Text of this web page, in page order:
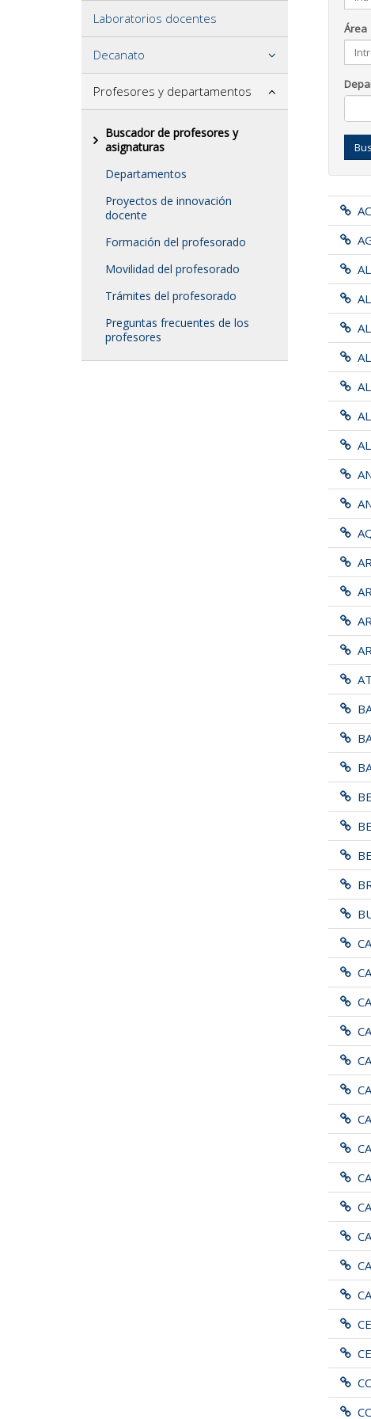
Laboratorios docentes
Decanato
Profesores y departamentos
Buscador de profesores y
asignaturas
Departamentos
Proyectos de innovación
docente
Formación del profesorado
Movilidad del profesorado
Trámites del profesorado
Preguntas frecuentes de los
profesores
Área